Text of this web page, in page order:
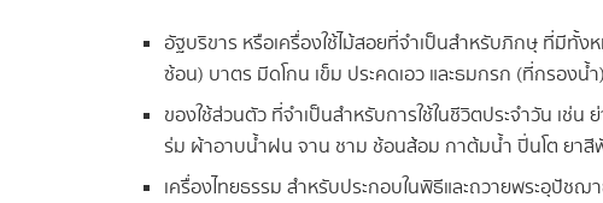
อัฐบริขาร หรือเครื่องใช้ไม้สอยที่จำเป็นสำหรับภิกษุ ที่มีทั้
ซ้อน) บาตร มีดโกน เข็ม ประคดเอว และธมกรก (ที่กรองน้ำ)
ของใช้ส่วนตัว ที่จำเป็นสำหรับการใช้ในชีวิตประจำวัน เช่
ร่ม ผ้าอาบน้ำฝน จาน ชาม ช้อนส้อม กาต้มน้ำ ปิ่นโต ยาสี
เครื่องไทยธรรม สำหรับประกอบในพิธีและถวายพระอุปัช